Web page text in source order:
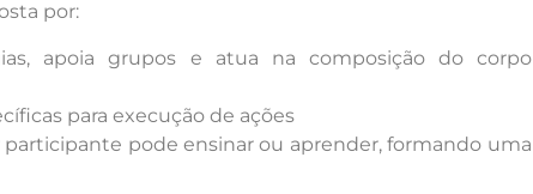
por:
apoia grupos e atua na composição do corpo
para execução de ações
participante pode ensinar ou aprender, formando uma